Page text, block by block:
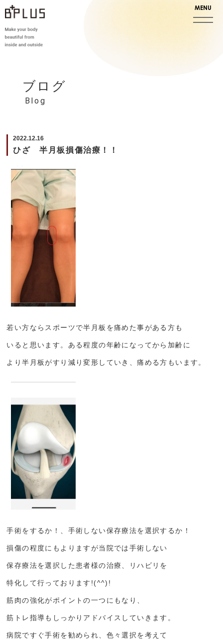
ブログ
Blog
2022.12.16
ひざ 半月板損傷治療！！
若い方ならスポーツで半月板を痛めた事がある方も
いると思います。ある程度の年齢になってから加齢に
より半月板がすり減り変形していき、痛める方もいます。
手術をするか！、手術しない保存療法を選択するか！
損傷の程度にもよりますが当院では手術しない
保存療法を選択した患者様の治療、リハビリを
特化して行っております!(^^)!
筋肉の強化がポイントの一つにもなり、
筋トレ指導もしっかりアドバイスしていきます。
病院ですぐ手術を勧められ、色々選択を考えて